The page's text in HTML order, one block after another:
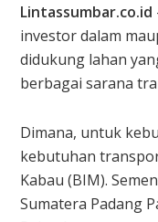
Lintassumbar.co.id
investor dalam
didukung lahan
berbagai sarana
Dimana, untuk
kebutuhan
Kabau (BIM).
Sumatera Padang